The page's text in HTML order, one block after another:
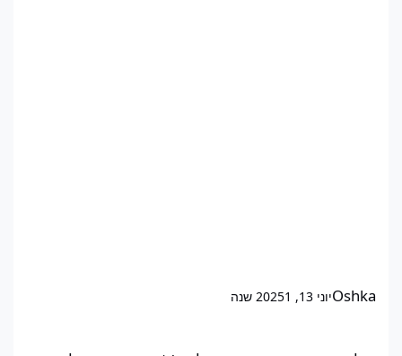
Oshkaיוני 13, 2025
1 שנה